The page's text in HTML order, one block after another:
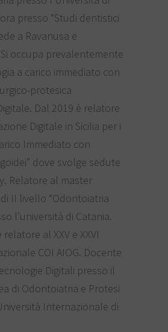
presso “Studi dentistici
a Ravanusa e
occupa prevalentemente
a carico immediato con
protesica
Dal 2019 è relatore
Digitale in Sicilia per i
Immediato con
dove svolge sedute
Relatore al master
II livello “Odontoiatria
l’università di Catania.
al XXV e XXVI
COI AIOG. Docente
Digitali presso il
di Odontoiatria e Protesi
Internazionale di